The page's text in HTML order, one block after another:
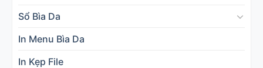
Sổ Bìa Da
In Menu Bìa Da
In Kẹp File